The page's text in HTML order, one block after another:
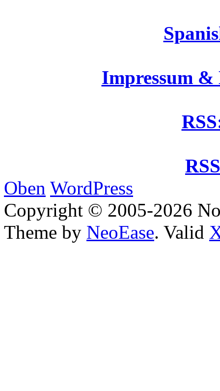
Impressum
Oben WordPress
Copyright © 2005-2026
Theme by NeoEase. Valid